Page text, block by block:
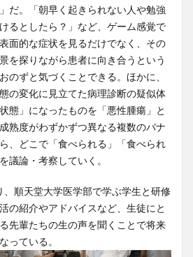
だ。「朝早く起きられない人や勉強
るとしたら？」など、ゲーム感覚で
面的な症状を見るだけでなく、その
を探りながら患者に向き合うという
のずと気づくことできる。ほかに、
の変化に見立てた病理診断の疑似体
態」になったものを「悪性腫瘍」と
熟度がわずかずつ異なる複数のバナ
、どこで「食べられる」「食べられ
議論・考察していく。
順天堂大学医学部で学ぶ学生と研修
の紹介やアドバイスなど、生徒にと
先輩たちの生の声を聞くことで将来
っている。